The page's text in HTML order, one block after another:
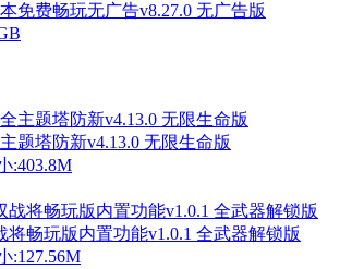
免费畅玩无广告v8.27.0 无广告版
题塔防新v4.13.0 无限生命版
:403.8M
将畅玩版内置功能v1.0.1 全武器解锁版
:127.56M